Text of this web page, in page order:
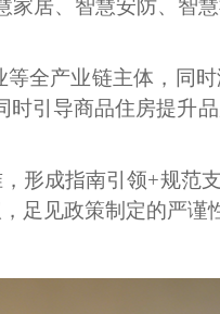
家居、智慧安防、智
全产业链主体，同
时引导商品住房提升
形成指南引领+规范
足见政策制定的严谨